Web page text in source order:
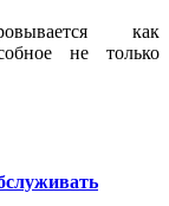
как
не только